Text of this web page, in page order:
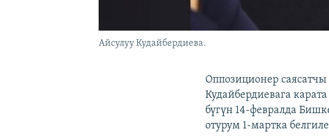
Айсулуу Кудайбердиева.
Оппозиционер
Кудайбердиевага
бүгүн 14-февралда
отурум 1-мартка